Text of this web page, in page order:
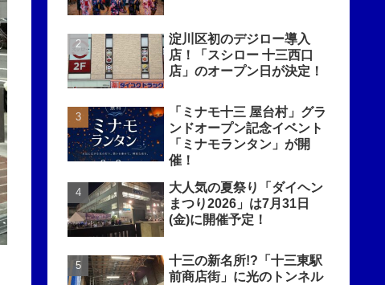
淀川区初のデジロー導入
店！「スシロー 十三西口
店」のオープン日が決定！
「ミナモ十三 屋台村」グラ
ンドオープン記念イベント
「ミナモランタン」が開
催！
大人気の夏祭り「ダイヘン
まつり2026」は7月31日
(金)に開催予定！
十三の新名所!?「十三東駅
前商店街」に光のトンネル